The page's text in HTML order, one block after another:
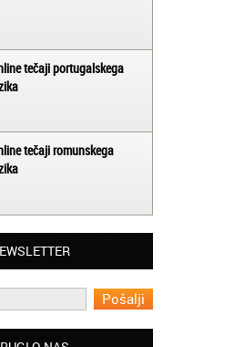
tečaji portugalskega
tečaji romunskega
zaposlene v Akademiji
resnično profesionalni in
opravljajo hitro in